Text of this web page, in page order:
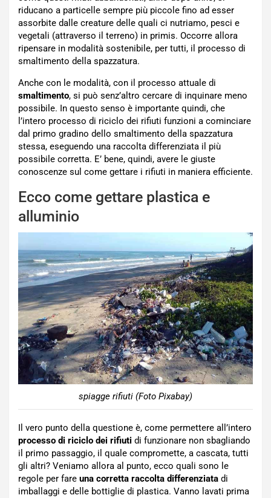
riducano a particelle sempre più piccole fino ad esser
assorbite dalle creature delle quali ci nutriamo, pesci e
vegetali (attraverso il terreno) in primis. Occorre allora
ripensare in modalità sostenibile, per tutti, il processo di
smaltimento della spazzatura.
Anche con le modalità, con il processo attuale di
smaltimento, si può senz’altro cercare di inquinare meno
possibile. In questo senso è importante quindi, che
l’intero processo di riciclo dei rifiuti funzioni a cominciare
dal primo gradino dello smaltimento della spazzatura
stessa, eseguendo una raccolta differenziata il più
possibile corretta. E’ bene, quindi, avere le giuste
conoscenze sul come gettare i rifiuti in maniera efficiente.
Ecco come gettare plastica e
alluminio
spiagge rifiuti (Foto Pixabay)
Il vero punto della questione è, come permettere all’intero
processo di riciclo dei rifiuti di funzionare non sbagliando
il primo passaggio, il quale compromette, a cascata, tutti
gli altri? Veniamo allora al punto, ecco quali sono le
regole per fare una corretta raccolta differenziata di
imballaggi e delle bottiglie di plastica. Vanno lavati prima